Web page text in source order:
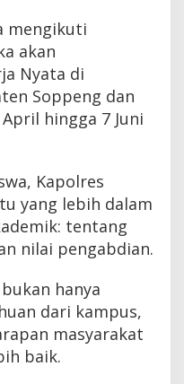
mengikuti
akan
Nyata di
Soppeng dan
hingga 7 Juni
Kapolres
yang lebih dalam
tentang
nilai pengabdian.
hanya
dari kampus,
masyarakat
baik.